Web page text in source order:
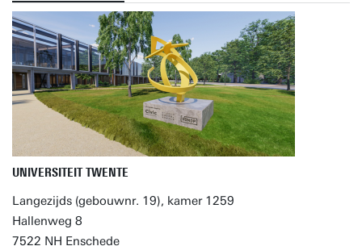
UNIVERSITEIT TWENTE
Langezijds (gebouwnr. 19), kamer 1259
Hallenweg 8
7522 NH Enschede